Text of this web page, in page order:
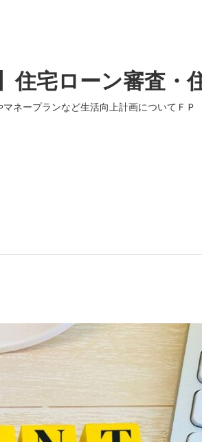
住宅ローン審査・
ネープランなど生活向上計画についてＦ